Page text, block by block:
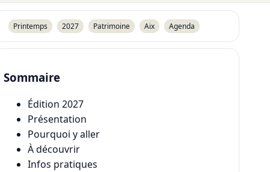
Printemps 2027 Patrimoine Aix Agenda
Sommaire
Édition 2027
Présentation
Pourquoi y aller
À découvrir
Infos pratiques